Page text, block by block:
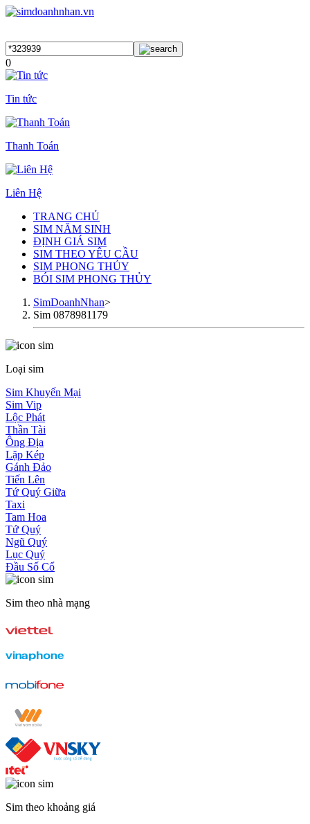
0
Tin tức
Thanh Toán
Liên Hệ
TRANG CHỦ
SIM NĂM SINH
ĐỊNH GIÁ SIM
SIM THEO YÊU CẦU
SIM PHONG THỦY
BÓI SIM PHONG THỦY
SimDoanhNhan>
Sim 0878981179
Loại sim
Sim Khuyến Mại
Sim Vip
Lộc Phát
Thần Tài
Ông Địa
Lặp Kép
Gánh Đảo
Tiến Lên
Tứ Quý Giữa
Taxi
Tam Hoa
Tứ Quý
Ngũ Quý
Lục Quý
Đầu Số Cổ
Sim theo nhà mạng
Sim theo khoảng giá